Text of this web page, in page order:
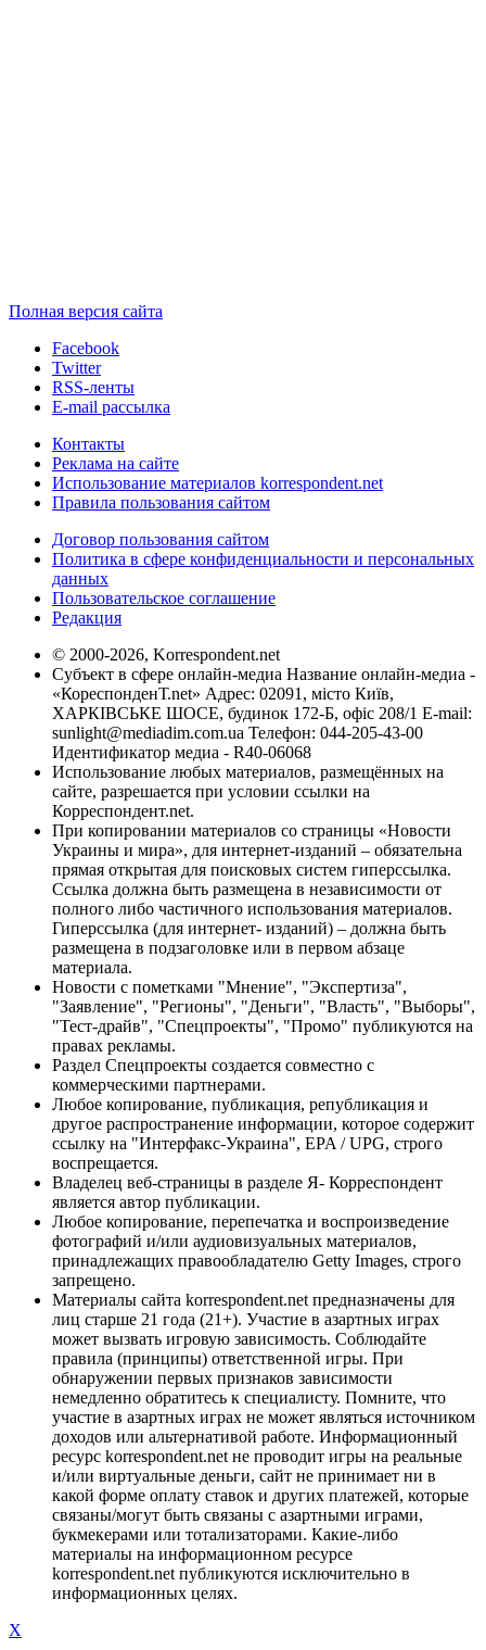
Полная версия сайта
Facebook
Twitter
RSS-ленты
E-mail рассылка
Контакты
Реклама на сайте
Использование материалов korrespondent.net
Правила пользования сайтом
Договор пользования сайтом
Политика в сфере конфиденциальности и персональных
данных
Пользовательское соглашение
Редакция
© 2000-2026, Korrespondent.net
Субъект в сфере онлайн-медиа Название онлайн-медиа -
«КореспонденТ.net» Адрес: 02091, місто Київ,
ХАРКІВСЬКЕ ШОСЕ, будинок 172-Б, офіс 208/1 E-mail:
sunlight@mediadim.com.ua Телефон: 044-205-43-00
Идентификатор медиа - R40-06068
Использование любых материалов, размещённых на
сайте, разрешается при условии ссылки на
Корреспондент.net.
При копировании материалов со страницы «Новости
Украины и мира», для интернет-изданий – обязательна
прямая открытая для поисковых систем гиперссылка.
Ссылка должна быть размещена в независимости от
полного либо частичного использования материалов.
Гиперссылка (для интернет- изданий) – должна быть
размещена в подзаголовке или в первом абзаце
материала.
Новости с пометками "Мнение", "Экспертиза",
"Заявление", "Регионы", "Деньги", "Власть", "Выборы",
"Тест-драйв", "Спецпроекты", "Промо" публикуются на
правах рекламы.
Раздел Спецпроекты создается совместно с
коммерческими партнерами.
Любое копирование, публикация, републикация и
другое распространение информации, которое содержит
ссылку на "Интерфакс-Украина", EPA / UPG, строго
воспрещается.
Владелец веб-страницы в разделе Я- Корреспондент
является автор публикации.
Любое копирование, перепечатка и воспроизведение
фотографий и/или аудиовизуальных материалов,
принадлежащих правообладателю Getty Images, строго
запрещено.
Материалы сайта korrespondent.net предназначены для
лиц старше 21 года (21+). Участие в азартных играх
может вызвать игровую зависимость. Соблюдайте
правила (принципы) ответственной игры. При
обнаружении первых признаков зависимости
немедленно обратитесь к специалисту. Помните, что
участие в азартных играх не может являться источником
доходов или альтернативой работе. Информационный
ресурс korrespondent.net не проводит игры на реальные
и/или виртуальные деньги, сайт не принимает ни в
какой форме оплату ставок и других платежей, которые
связаны/могут быть связаны с азартными играми,
букмекерами или тотализаторами. Какие-либо
материалы на информационном ресурсе
korrespondent.net публикуются исключительно в
информационных целях.
X